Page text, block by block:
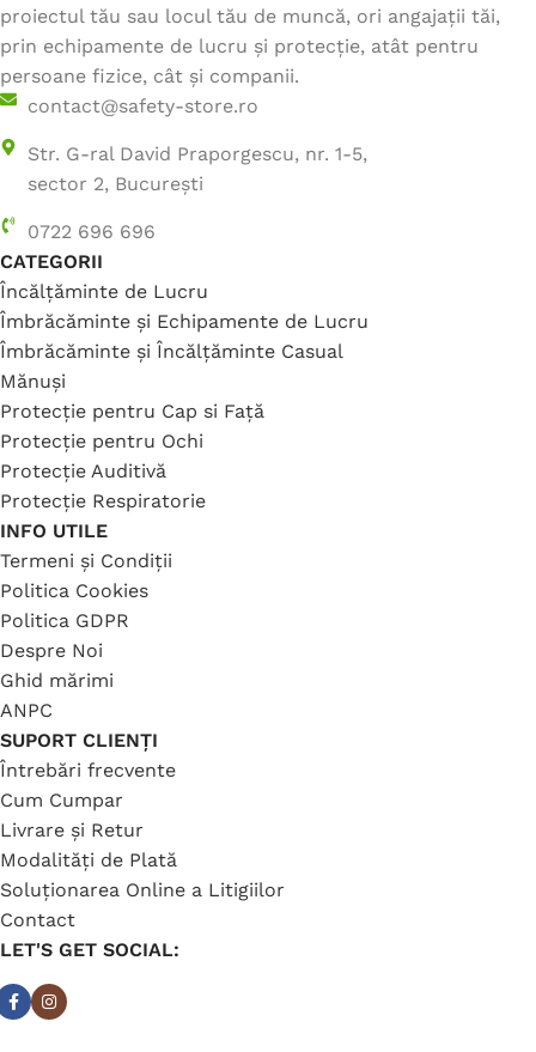
proiectul tău sau locul tău de muncă, ori angajații tăi,
prin echipamente de lucru și protecție, atât pentru
persoane fizice, cât și companii.
contact@safety-store.ro
Str. G-ral David Praporgescu, nr. 1-5,
sector 2, București
0722 696 696
CATEGORII
Încălțăminte de Lucru
Îmbrăcăminte și Echipamente de Lucru
Îmbrăcăminte și Încălțăminte Casual
Mănuși
Protecție pentru Cap si Față
Protecție pentru Ochi
Protecție Auditivă
Protecție Respiratorie
INFO UTILE
Termeni și Condiții
Politica Cookies
Politica GDPR
Despre Noi
Ghid mărimi
ANPC
SUPORT CLIENȚI
Întrebări frecvente
Cum Cumpar
Livrare și Retur
Modalități de Plată
Soluționarea Online a Litigiilor
Contact
LET'S GET SOCIAL: